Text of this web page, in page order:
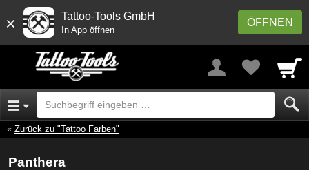
× ÖFFNEN
Tattoo-Tools GmbH
In App öffnen
Zurück zu "Tattoo Farben"
Panthera